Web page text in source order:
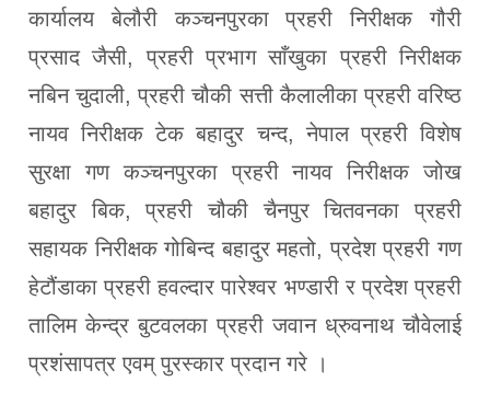
कार्यालय बेलौरी कञ्चनपुरका प्रहरी निरीक्षक गौरी
प्रसाद जैसी, प्रहरी प्रभाग साँखुका प्रहरी निरीक्षक
नबिन चुदाली, प्रहरी चौकी सत्ती कैलालीका प्रहरी वरिष्ठ
नायव निरीक्षक टेक बहादुर चन्द, नेपाल प्रहरी विशेष
सुरक्षा गण कञ्चनपुरका प्रहरी नायव निरीक्षक जोख
बहादुर बिक, प्रहरी चौकी चैनपुर चितवनका प्रहरी
सहायक निरीक्षक गोबिन्द बहादुर महतो, प्रदेश प्रहरी गण
हेटौंडाका प्रहरी हवल्दार पारेश्वर भण्डारी र प्रदेश प्रहरी
तालिम केन्द्र बुटवलका प्रहरी जवान ध्रुवनाथ चौवेलाई
प्रशंसापत्र एवम् पुरस्कार प्रदान गरे ।